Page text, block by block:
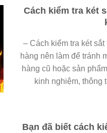
Cách kiểm tra két
– Cách kiểm tra két
hàng nên làm để tránh
hàng cũ hoặc sản
kinh nghiệm, thông
Bạn đã biết cách